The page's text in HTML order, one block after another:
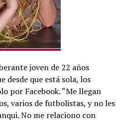
joven de 22 años
desde que está sola, los
por Facebook. “Me llegan
varios de futbolistas, y no les
No me relaciono con